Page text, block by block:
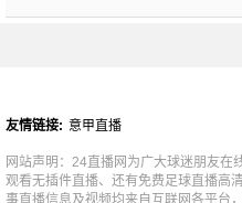
友情链接: 意甲直播
网站声明：24直播网为广大球迷朋友在
观看无插件直播、还有免费足球直播高
事直播信息及视频均来自互联网各平台